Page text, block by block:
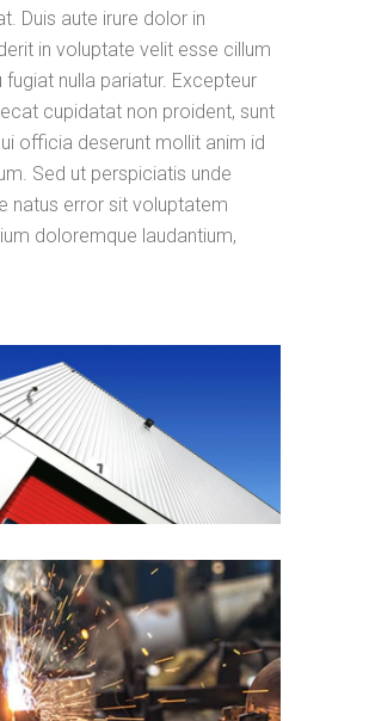
Duis aute irure dolor in
in voluptate velit esse cillum
fugiat nulla pariatur. Excepteur
cupidatat non proident, sunt
officia deserunt mollit anim id
Sed ut perspiciatis unde
natus error sit voluptatem
doloremque laudantium,